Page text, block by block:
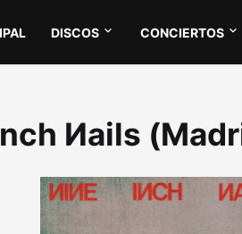
DISCOS CONCIERTOS
Иails